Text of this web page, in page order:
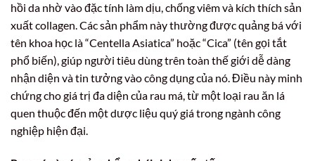
hồi da nhờ vào đặc tính làm dịu, chống viêm và kích thích sản
xuất collagen. Các sản phẩm này thường được quảng bá với
tên khoa học là “Centella Asiatica” hoặc “Cica” (tên gọi tắt
phổ biến), giúp người tiêu dùng trên toàn thế giới dễ dàng
nhận diện và tin tưởng vào công dụng của nó. Điều này minh
chứng cho giá trị đa diện của rau má, từ một loại rau ăn lá
quen thuộc đến một dược liệu quý giá trong ngành công
nghiệp hiện đại.